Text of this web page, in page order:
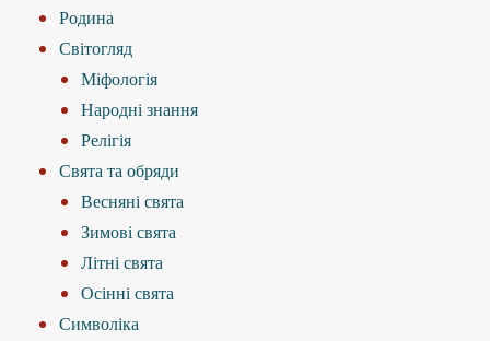
Родина
Світогляд
Міфологія
Народні знання
Релігія
Свята та обряди
Весняні свята
Зимові свята
Літні свята
Осінні свята
Символіка